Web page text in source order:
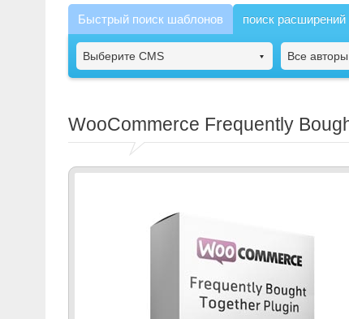
Быстрый поиск шаблонов поиск расширений
Выберите CMS Все авторы
WooCommerce Frequently